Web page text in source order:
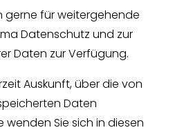
gerne für weitergehende
Datenschutz und zur
Daten zur Verfügung.
Auskunft, über die von
Daten
wenden Sie sich in diesen